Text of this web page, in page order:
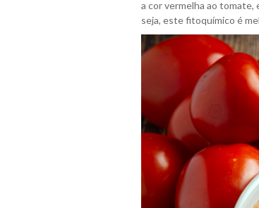
a cor vermelha ao tomate,
seja, este fitoquímico é